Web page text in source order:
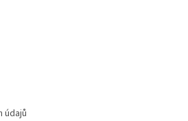
údajů